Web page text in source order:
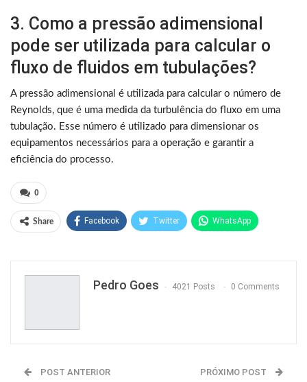
3. Como a pressão adimensional
pode ser utilizada para calcular o
fluxo de fluidos em tubulações?
A pressão adimensional é utilizada para calcular o número de
Reynolds, que é uma medida da turbulência do fluxo em uma
tubulação. Esse número é utilizado para dimensionar os
equipamentos necessários para a operação e garantir a
eficiência do processo.
0
Share Facebook Twitter WhatsApp
Pedro Goes 4021 Posts 0 Comments
POST ANTERIOR PRÓXIMO POST